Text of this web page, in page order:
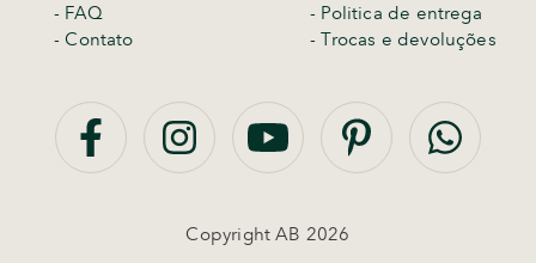
- FAQ
- Contato
- Politica de entrega
-Trocas e devoluções
Copyright AB 2026